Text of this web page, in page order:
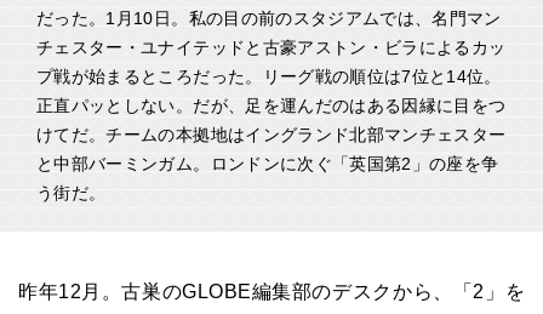
だった。1月10日。私の目の前のスタジアムでは、名門マン
チェスター・ユナイテッドと古豪アストン・ビラによるカッ
プ戦が始まるところだった。リーグ戦の順位は7位と14位。
正直パッとしない。だが、足を運んだのはある因縁に目をつ
けてだ。チームの本拠地はイングランド北部マンチェスター
と中部バーミンガム。ロンドンに次ぐ「英国第2」の座を争
う街だ。
昨年12月。古巣のGLOBE編集部のデスクから、「2」を